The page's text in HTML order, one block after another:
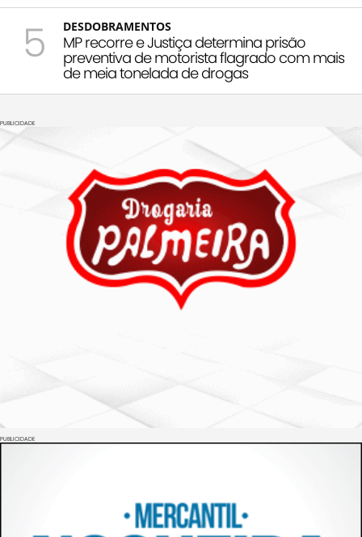
5 DESDOBRAMENTOS
MP recorre e Justiça determina prisão
preventiva de motorista flagrado com mais
de meia tonelada de drogas
PUBLICIDADE
PUBLICIDADE